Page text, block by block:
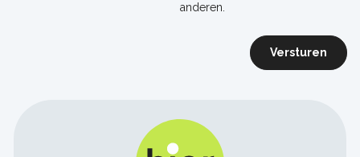
anderen.
Versturen